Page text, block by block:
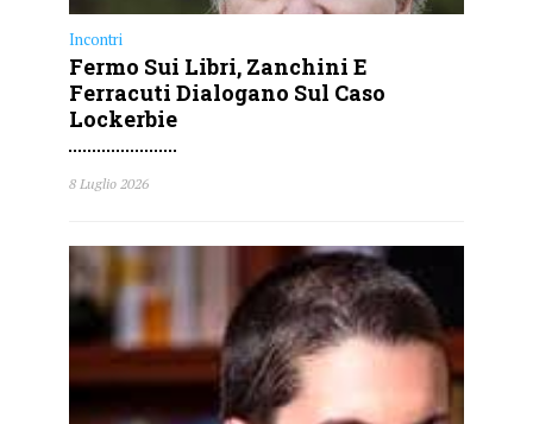
Incontri
Fermo Sui Libri, Zanchini E
Ferracuti Dialogano Sul Caso
Lockerbie
8 Luglio 2026